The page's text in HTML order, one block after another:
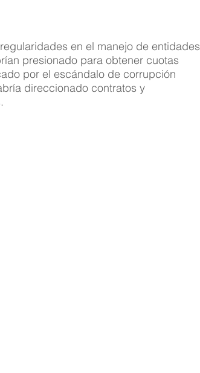
en el manejo de entidades
presionado para obtener cuotas
por el escándalo de corrupción
direccionado contratos y